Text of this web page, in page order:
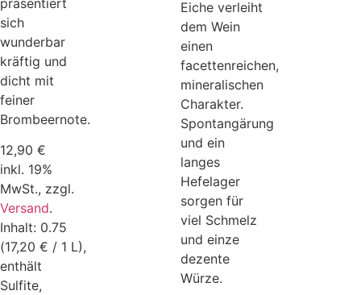
präsentiert
sich
wunderbar
kräftig und
dicht mit
feiner
Brombeernote.
12,90 €
inkl. 19%
MwSt., zzgl.
Versand.
Inhalt: 0.75
(17,20 € / 1 L),
enthält
Sulfite,
Eiche verleiht
dem Wein
einen
facettenreichen,
mineralischen
Charakter.
Spontangärung
und ein
langes
Hefelager
sorgen für
viel Schmelz
und einze
dezente
Würze.